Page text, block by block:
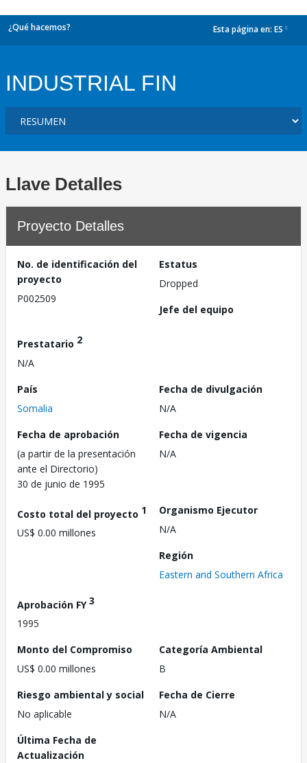
¿Qué hacemos? Esta página en: ES
INDUSTRIAL FIN
Llave Detalles
Proyecto Detalles
No. de identificación del
proyecto
P002509
Estatus
Dropped
Jefe del equipo
Prestatario 2
N/A
País
Somalia
Fecha de divulgación
N/A
Fecha de aprobación
(a partir de la presentación
ante el Directorio)
30 de junio de 1995
Fecha de vigencia
N/A
Costo total del proyecto 1
US$ 0.00 millones
Organismo Ejecutor
N/A
Región
Eastern and Southern Africa
Aprobación FY3
1995
Monto del Compromiso
US$ 0.00 millones
Categoría Ambiental
B
Riesgo ambiental y social
No aplicable
Fecha de Cierre
N/A
Última Fecha de
Actualización